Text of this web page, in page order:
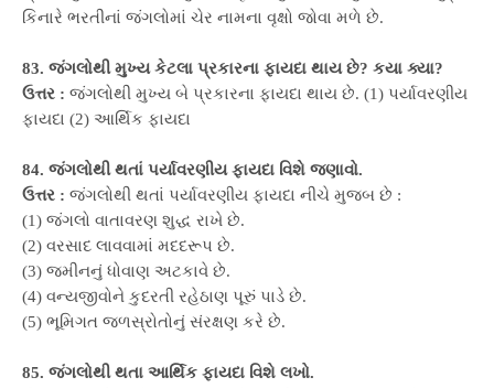
કિનારે ભરતીનાં જંગલોમાં ચેર નામના વૃક્ષો જોવા મળે છે.
83. જંગલોથી મુખ્ય કેટલા પ્રકારના ફાયદા થાય છે? કયા ક્યા?
ઉત્તર : જંગલોથી મુખ્ય બે પ્રકારના ફાયદા થાય છે. (1) પર્યાવરણીય
ફાયદા (2) આર્થિક ફાયદા
84. જંગલોથી થતાં પર્યાવરણીય ફાયદા વિશે જણાવો.
ઉત્તર : જંગલોથી થતાં પર્યાવરણીય ફાયદા નીચે મુજબ છે :
(1) જંગલો વાતાવરણ શુદ્ધ રાખે છે.
(2) વરસાદ લાવવામાં મદદરૂપ છે.
(3) જમીનનું ધોવાણ અટકાવે છે.
(4) વન્યજીવોને કુદરતી રહેઠાણ પૂરું પાડે છે.
(5) ભૂમિગત જળસ્રોતોનું સંરક્ષણ કરે છે.
85. જંગલોથી થતા આર્થિક ફાયદા વિશે લખો.